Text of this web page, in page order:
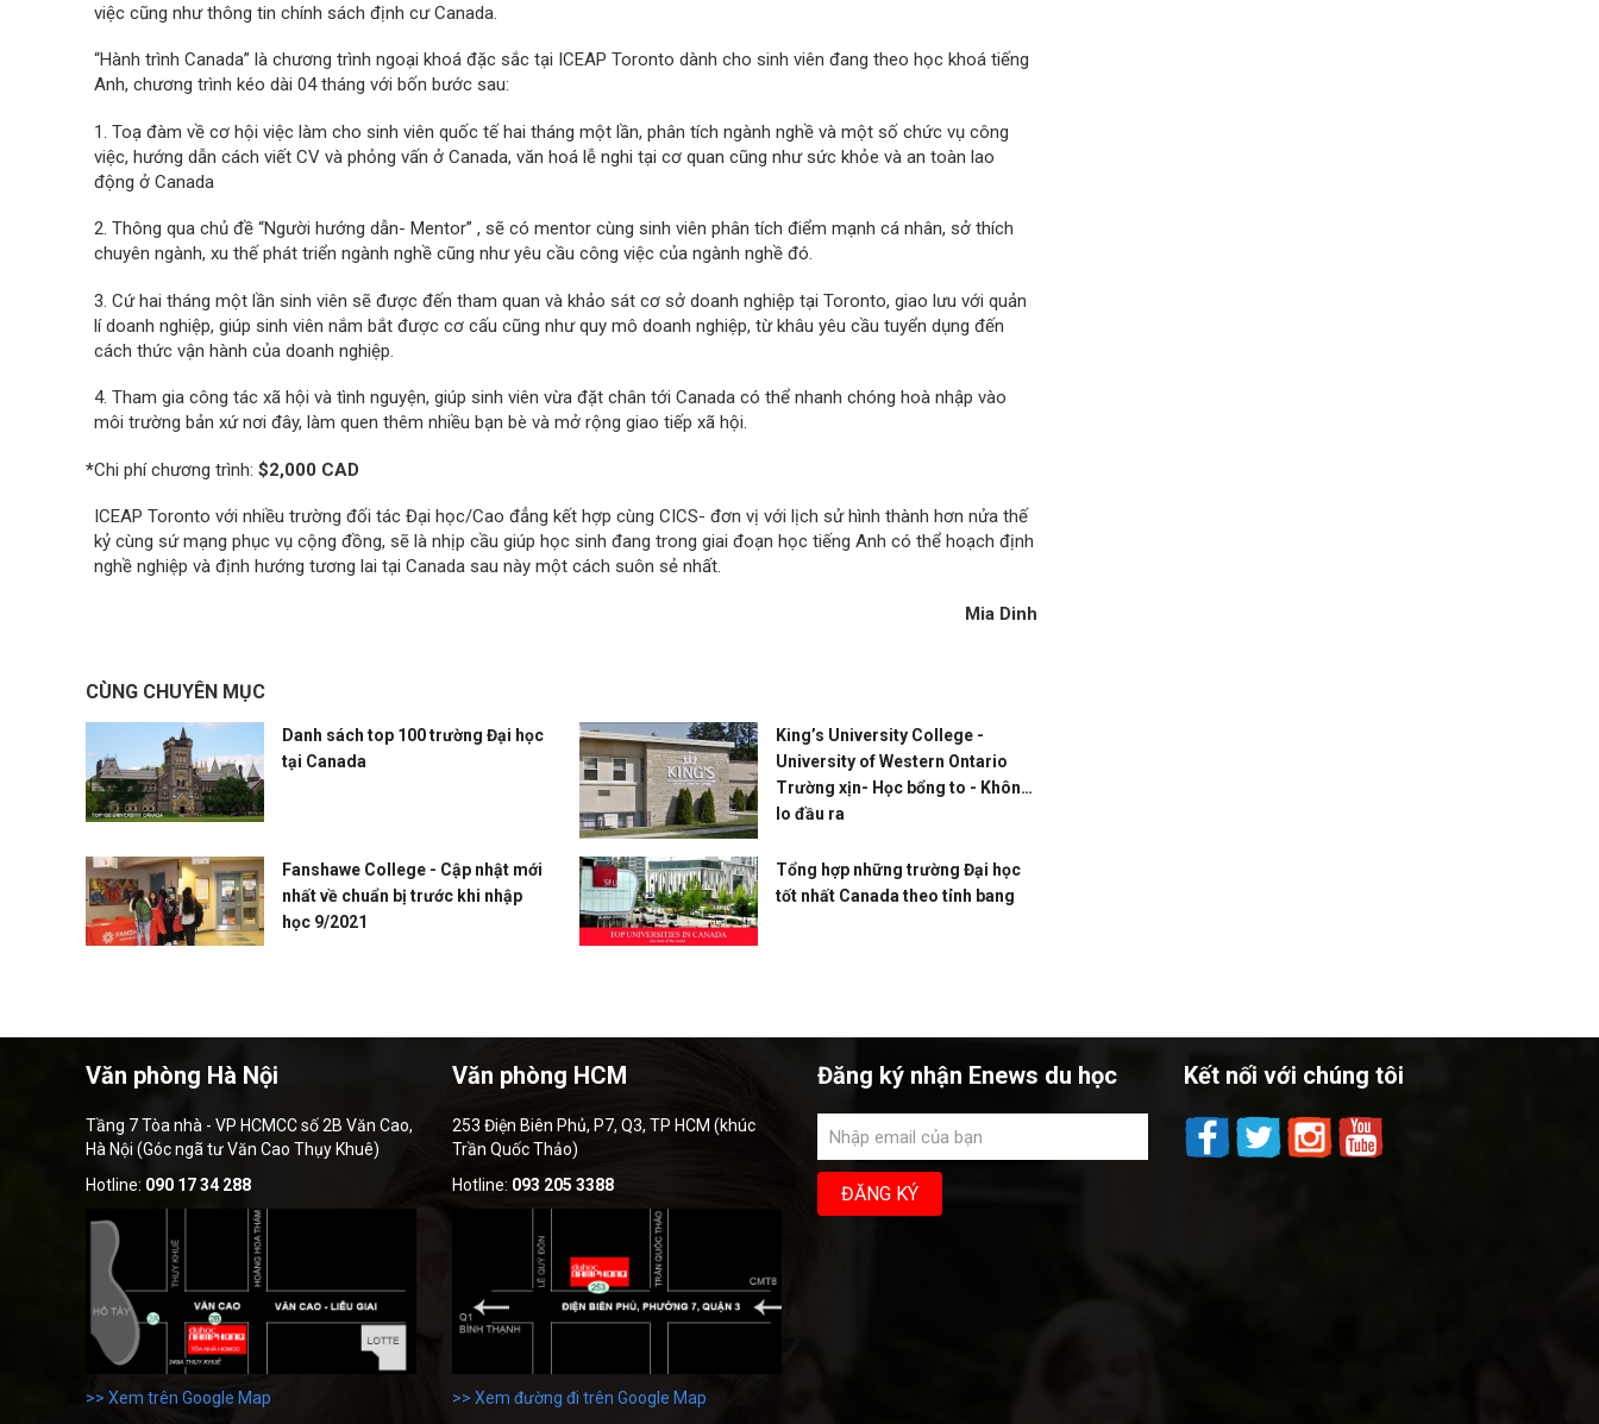
việc cũng như thông tin chính sách định cư Canada.
“Hành trình Canada” là chương trình ngoại khoá đặc sắc tại ICEAP Toronto dành cho sinh viên đang theo học khoá tiếng
Anh, chương trình kéo dài 04 tháng với bốn bước sau:
1. Toạ đàm về cơ hội việc làm cho sinh viên quốc tế hai tháng một lần, phân tích ngành nghề và một số chức vụ công
việc, hướng dẫn cách viết CV và phỏng vấn ở Canada, văn hoá lễ nghi tại cơ quan cũng như sức khỏe và an toàn lao
động ở Canada
2. Thông qua chủ đề “Người hướng dẫn- Mentor” , sẽ có mentor cùng sinh viên phân tích điểm mạnh cá nhân, sở thích
chuyên ngành, xu thế phát triển ngành nghề cũng như yêu cầu công việc của ngành nghề đó.
3. Cứ hai tháng một lần sinh viên sẽ được đến tham quan và khảo sát cơ sở doanh nghiệp tại Toronto, giao lưu với quản
lí doanh nghiệp, giúp sinh viên nắm bắt được cơ cấu cũng như quy mô doanh nghiệp, từ khâu yêu cầu tuyển dụng đến
cách thức vận hành của doanh nghiệp.
4. Tham gia công tác xã hội và tình nguyện, giúp sinh viên vừa đặt chân tới Canada có thể nhanh chóng hoà nhập vào
môi trường bản xứ nơi đây, làm quen thêm nhiều bạn bè và mở rộng giao tiếp xã hội.
*Chi phí chương trình: $2,000 CAD
ICEAP Toronto với nhiều trường đối tác Đại học/Cao đẳng kết hợp cùng CICS- đơn vị với lịch sử hình thành hơn nửa thế
kỷ cùng sứ mạng phục vụ cộng đồng, sẽ là nhịp cầu giúp học sinh đang trong giai đoạn học tiếng Anh có thể hoạch định
nghề nghiệp và định hướng tương lai tại Canada sau này một cách suôn sẻ nhất.
Mia Dinh
CÙNG CHUYÊN MỤC
Danh sách top 100 trường Đại học
tại Canada
King’s University College -
University of Western Ontario
Trường xịn- Học bổng to - Không
lo đầu ra
Fanshawe College - Cập nhật mới
nhất về chuẩn bị trước khi nhập
học 9/2021
Tổng hợp những trường Đại học
tốt nhất Canada theo tỉnh bang
Văn phòng Hà Nội
Tầng 7 Tòa nhà - VP HCMCC số 2B Văn Cao,
Hà Nội (Góc ngã tư Văn Cao Thụy Khuê)
Hotline: 090 17 34 288
>> Xem trên Google Map
Văn phòng HCM
253 Điện Biên Phủ, P7, Q3, TP HCM (khúc
Trần Quốc Thảo)
Hotline: 093 205 3388
>> Xem đường đi trên Google Map
Đăng ký nhận Enews du học Kết nối với chúng tôi